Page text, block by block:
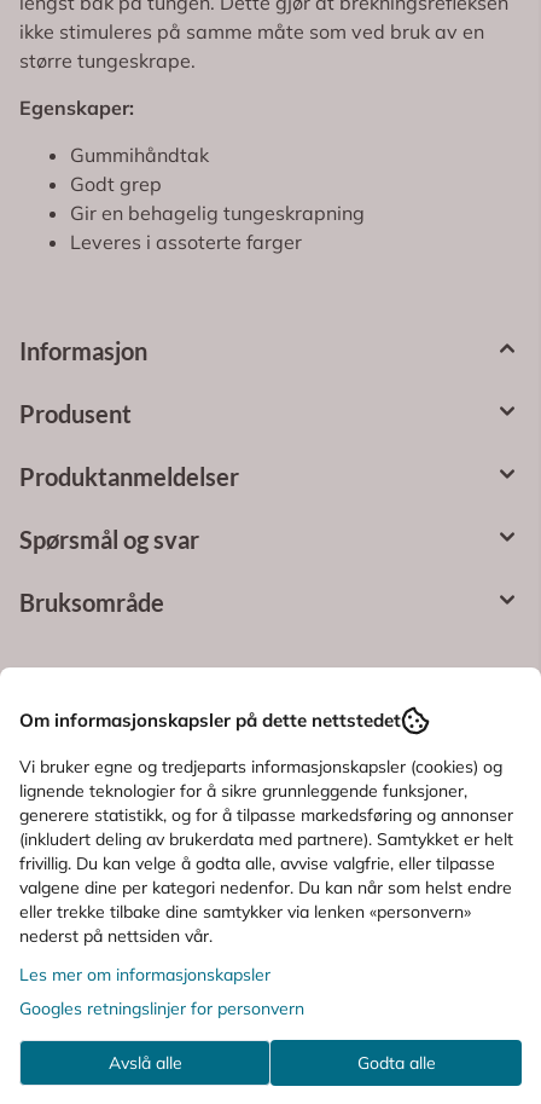
Informasjon
ikke stimuleres på samme måte som ved bruk av en
større tungeskrape.
Egenskaper:
Gummihåndtak
Godt grep
Gir en behagelig tungeskrapning
Leveres i assoterte farger
Produsent
Produktanmeldelser
Spørsmål og svar
Bruksområde
PÅ
Om informasjonskapsler på dette nettstedet
Vi bruker egne og tredjeparts informasjonskapsler (cookies) og
lignende teknologier for å sikre grunnleggende funksjoner,
generere statistikk, og for å tilpasse markedsføring og annonser
(inkludert deling av brukerdata med partnere). Samtykket er helt
frivillig. Du kan velge å godta alle, avvise valgfrie, eller tilpasse
valgene dine per kategori nedenfor. Du kan når som helst endre
eller trekke tilbake dine samtykker via lenken «personvern»
nederst på nettsiden vår.
Les mer om informasjonskapsler
Googles retningslinjer for personvern
Avslå alle Godta alle